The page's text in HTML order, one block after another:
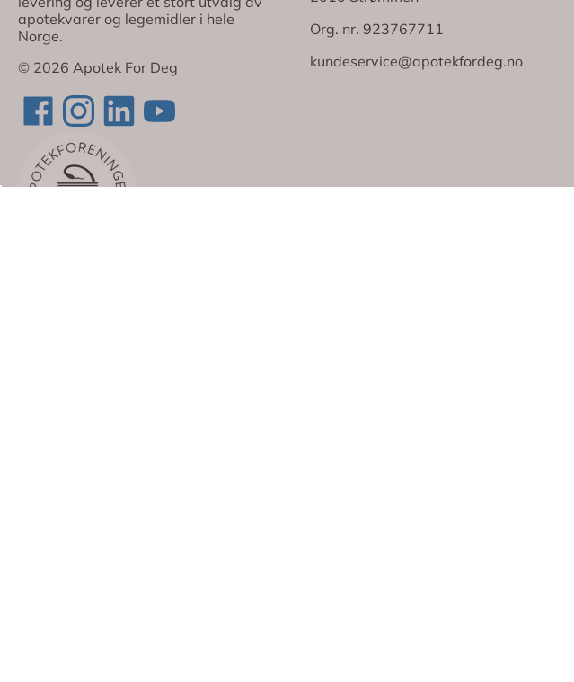
apotekvarer og legemidler i hele
Norge.
© 2026 Apotek For Deg
Org. nr. 923767711
kundeservice@apotekfordeg.no